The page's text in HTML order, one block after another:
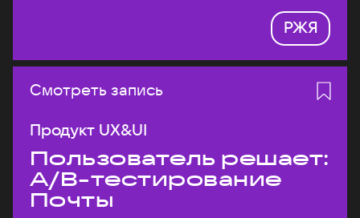
РЖЯ
Смотреть запись
Продукт UX&UI
Пользователь решает:
A/B-тестирование
Почты